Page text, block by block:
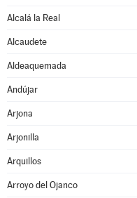
Alcalá la Real
Alcaudete
Aldeaquemada
Andújar
Arjona
Arjonilla
Arquillos
Arroyo del Ojanco